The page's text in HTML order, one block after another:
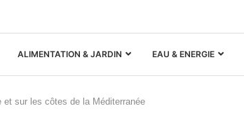
ALIMENTATION & JARDIN EAU & ENERGIE
et sur les côtes de la Méditerranée